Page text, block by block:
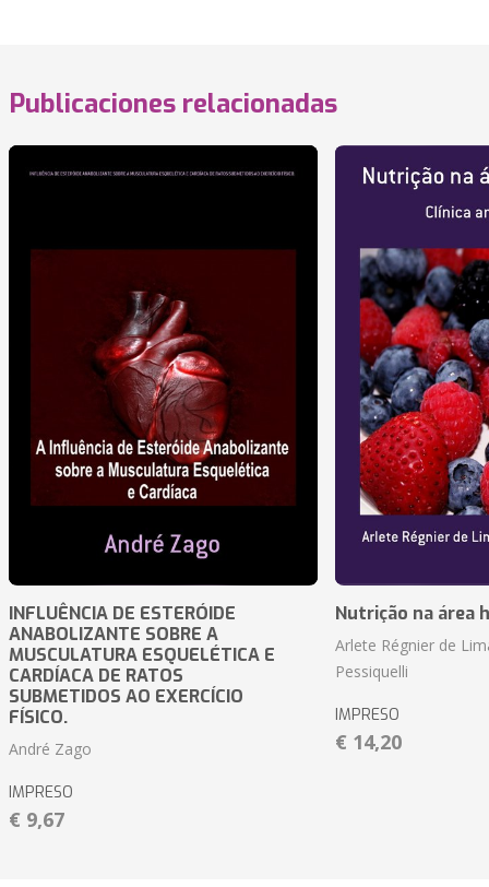
Publicaciones relacionadas
INFLUÊNCIA DE ESTERÓIDE
ANABOLIZANTE SOBRE A
MUSCULATURA ESQUELÉTICA E
CARDÍACA DE RATOS
SUBMETIDOS AO EXERCÍCIO
FÍSICO.
André Zago
IMPRESO
€ 9,67
Nutrição na área
Arlete Régnier de
Pessiquelli
IMPRESO
€ 14,20